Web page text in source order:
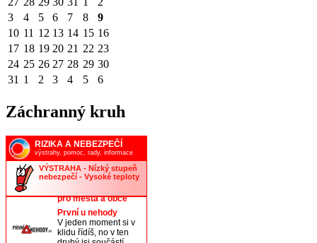
3
4 5 6 7 8
9
10 11 12 13 14 15 16
17 18 19 20 21 22 23
24 25 26 27 28 29 30
31 1 2 3 4 5 6
Záchranný kruh